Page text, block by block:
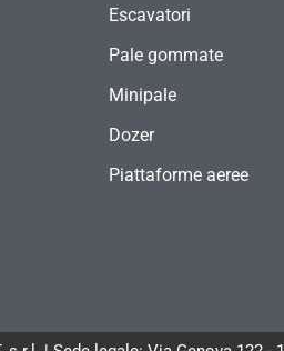
Escavatori
Pale gommate
Minipale
Dozer
Piattaforme aeree